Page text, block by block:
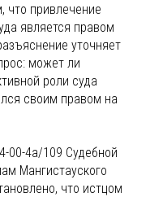
что привлечение
является правом
уточняет
может ли
роли суда
своим правом на
00-4а/109 Судебной
Мангистауского
что истцом